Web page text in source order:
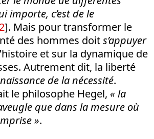
importe, c’est de le
2]. Mais pour transformer le
des hommes doits’appuyer
et sur la dynamique de
Autrement dit, la liberté
de la nécessité.
le philosophe Hegel, « la
que dans la mesure où
».